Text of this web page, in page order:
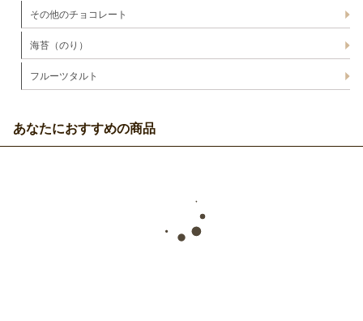
その他のチョコレート
海苔（のり）
フルーツタルト
あなたにおすすめの商品